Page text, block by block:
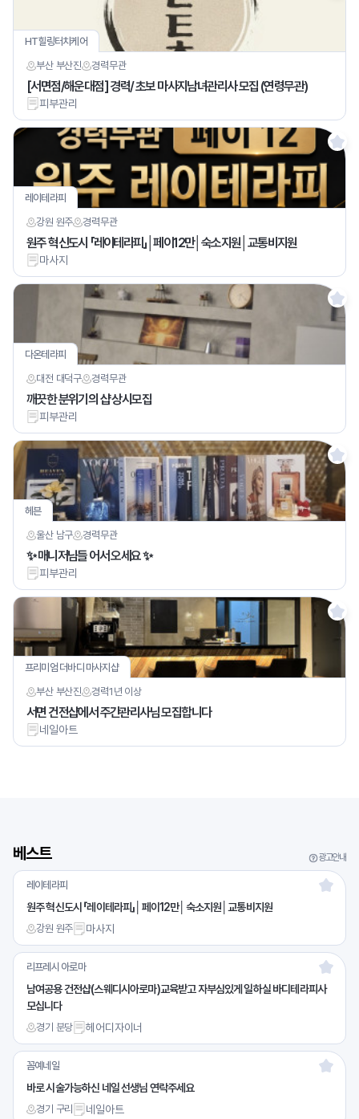
HT힐링터치케어
부산 부산진
경력무관
[서면점/해운대점] 경력/ 초보 마사지남녀관리사 모집 (연령무관)
피부관리
레이테라피
강원 원주
경력무관
원주 혁신도시 「레이테라피」│페이12만│숙소지원│교통비지원
마사지
다온테라피
대전 대덕구
경력무관
깨끗한 분위기의 샵 상시모집
피부관리
헤븐
울산 남구
경력무관
✨ 매니저님들 어서 오세요 ✨
피부관리
프리미엄 더바디 마사지샵
부산 부산진
경력1년 이상
서면 건전샵에서 주간관리사님 모집합니다
네일아트
베스트 광고안내
레이테라피
원주 혁신도시 「레이테라피」│페이12만│숙소지원│교통비지원
강원 원주 마사지
리프레시 아로마
남여공용 건전샵(스웨디시아로마)교육받고 자부심있게 일하실 바디테라피사
모십니다
경기 분당 헤어디자이너
꼼예네일
바로 시술가능하신 네일 선생님 연락주세요
경기 구리 네일아트